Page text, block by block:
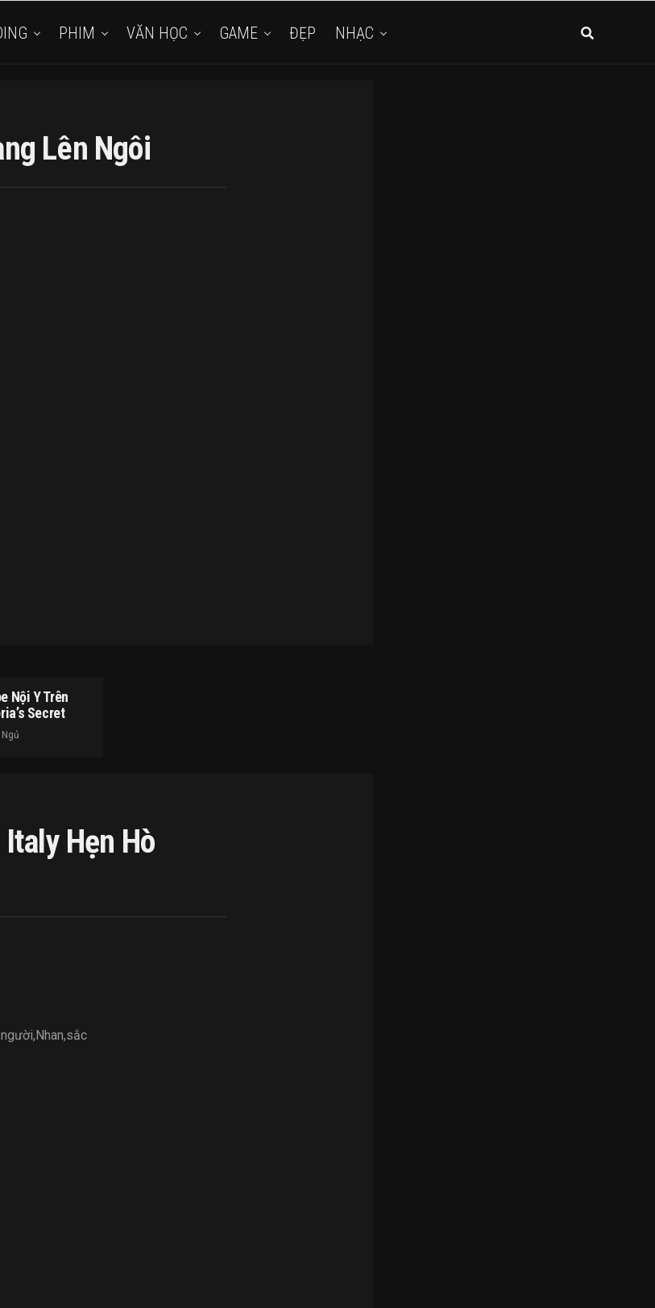
PHIM VĂN HỌC GAME ĐẸP NHẠC
Lên Ngôi
Nội Y Trên
Secret
Hẹn Hò
người,Nhan,sắc